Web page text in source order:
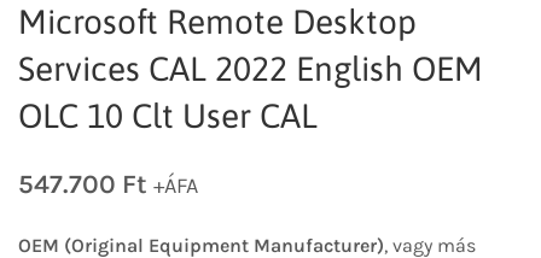
Microsoft Remote Desktop
Services CAL 2022 English OEM
OLC 10 Clt User CAL
547.700 Ft +ÁFA
OEM (Original Equipment Manufacturer), vagy más